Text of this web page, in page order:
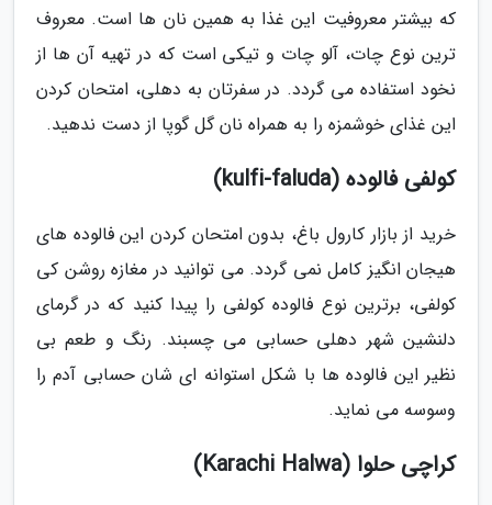
که بیشتر معروفیت این غذا به همین نان ها است. معروف
ترین نوع چات، آلو چات و تیکی است که در تهیه آن ها از
نخود استفاده می گردد. در سفرتان به دهلی، امتحان کردن
این غذای خوشمزه را به همراه نان گل گوپا از دست ندهید.
کولفی فالوده (kulfi-faluda)
خرید از بازار کارول باغ، بدون امتحان کردن این فالوده های
هیجان انگیز کامل نمی گردد. می توانید در مغازه روشن کی
کولفی، برترین نوع فالوده کولفی را پیدا کنید که در گرمای
دلنشین شهر دهلی حسابی می چسبند. رنگ و طعم بی
نظیر این فالوده ها با شکل استوانه ای شان حسابی آدم را
وسوسه می نماید.
کراچی حلوا (Karachi Halwa)